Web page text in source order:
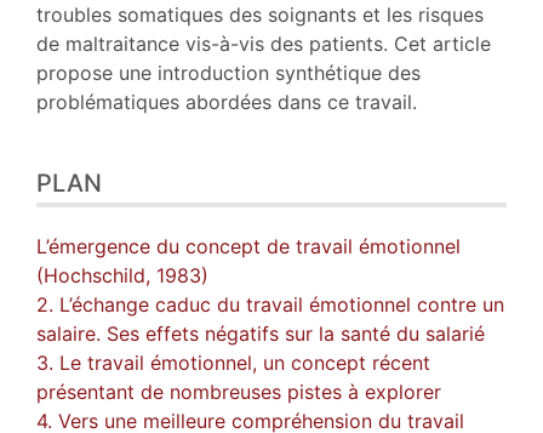
troubles somatiques des soignants et les risques
de maltraitance vis-à-vis des patients. Cet article
propose une introduction synthétique des
problématiques abordées dans ce travail.
PLAN
L’émergence du concept de travail émotionnel
(Hochschild, 1983)
2. L’échange caduc du travail émotionnel contre un
salaire. Ses effets négatifs sur la santé du salarié
3. Le travail émotionnel, un concept récent
présentant de nombreuses pistes à explorer
4. Vers une meilleure compréhension du travail